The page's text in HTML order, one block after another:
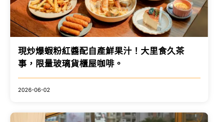
現炒爆蝦粉紅醬配自產鮮果汁！大里食久茶
事，限量玻璃貨櫃屋咖啡。
2026-06-02